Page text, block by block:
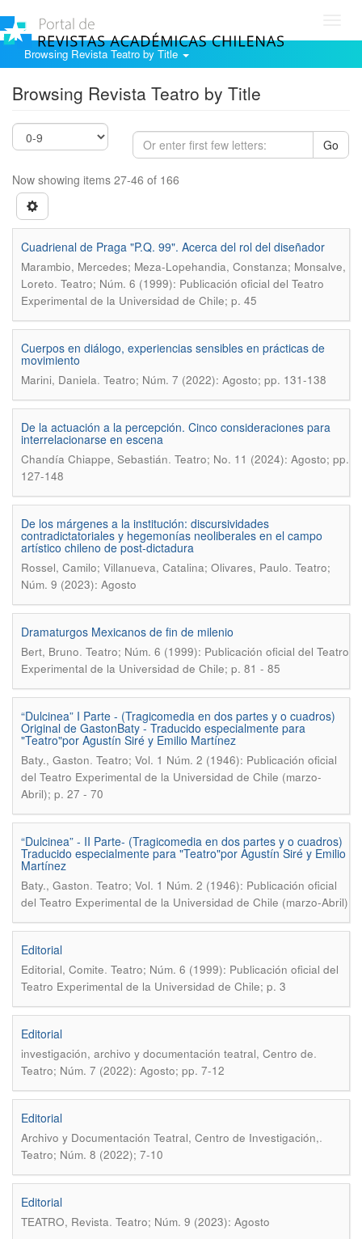
Browsing Revista Teatro by Title
Browsing Revista Teatro by Title
Go
Now showing items 27-46 of 166
Cuadrienal de Praga "P.Q. 99". Acerca del rol del diseñador
Marambio, Mercedes; Meza-Lopehandia, Constanza; Monsalve,
Loreto. Teatro; Núm. 6 (1999): Publicación oficial del Teatro
Experimental de la Universidad de Chile; p. 45
Cuerpos en diálogo, experiencias sensibles en prácticas de
movimiento
Marini, Daniela. Teatro; Núm. 7 (2022): Agosto; pp. 131-138
De la actuación a la percepción. Cinco consideraciones para
interrelacionarse en escena
Chandía Chiappe, Sebastián. Teatro; No. 11 (2024): Agosto; pp.
127-148
De los márgenes a la institución: discursividades
contradictatoriales y hegemonías neoliberales en el campo
artístico chileno de post-dictadura
Rossel, Camilo; Villanueva, Catalina; Olivares, Paulo. Teatro;
Núm. 9 (2023): Agosto
Dramaturgos Mexicanos de fin de milenio
Bert, Bruno. Teatro; Núm. 6 (1999): Publicación oficial del Teatro
Experimental de la Universidad de Chile; p. 81 - 85
“Dulcinea” I Parte - (Tragicomedia en dos partes y o cuadros)
Original de GastonBaty - Traducido especialmente para
"Teatro"por Agustín Siré y Emilio Martínez
Baty., Gaston. Teatro; Vol. 1 Núm. 2 (1946): Publicación oficial
del Teatro Experimental de la Universidad de Chile (marzo-
Abril); p. 27 - 70
“Dulcinea” - II Parte- (Tragicomedia en dos partes y o cuadros)
Traducido especialmente para "Teatro"por Agustín Siré y Emilio
Martínez
Baty., Gaston. Teatro; Vol. 1 Núm. 2 (1946): Publicación oficial
del Teatro Experimental de la Universidad de Chile (marzo-Abril)
Editorial
Editorial, Comite. Teatro; Núm. 6 (1999): Publicación oficial del
Teatro Experimental de la Universidad de Chile; p. 3
Editorial
investigación, archivo y documentación teatral, Centro de.
Teatro; Núm. 7 (2022): Agosto; pp. 7-12
Editorial
Archivo y Documentación Teatral, Centro de Investigación,.
Teatro; Núm. 8 (2022); 7-10
Editorial
TEATRO, Revista. Teatro; Núm. 9 (2023): Agosto